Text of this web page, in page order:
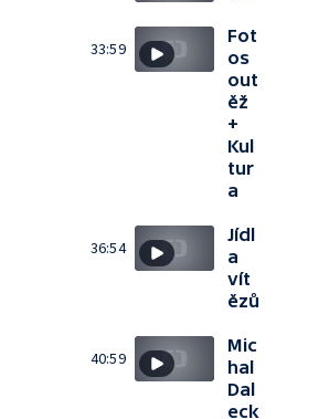
33:59
Fot
os
out
ěž
+
Kul
tur
a
36:54
Jídl
a
vít
ězů
40:59
Mic
hal
Dal
eck